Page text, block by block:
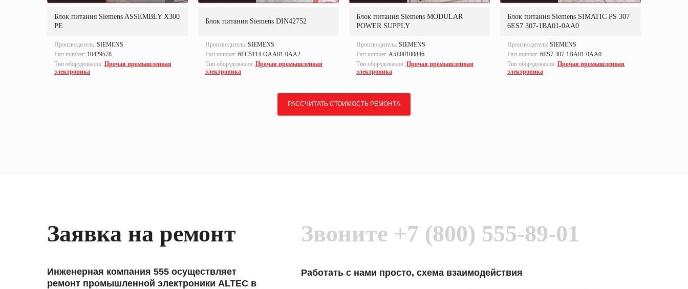
Блок питания Siemens ASSEMBLY X300
PE
Производитель: SIEMENS
Part number: 10429578.
Тип оборудования: Прочая промышленная
электроника
Блок питания Siemens DIN42752
Производитель: SIEMENS
Part number: 6FC5114-OAA01-0AA2.
Тип оборудования: Прочая промышленная
электроника
Блок питания Siemens MODULAR
POWER SUPPLY
Производитель: SIEMENS
Part number: A5E00100846.
Тип оборудования: Прочая промышленная
электроника
Блок питания Siemens SIMATIC PS 307
6ES7 307-1BA01-0AA0
Производитель: SIEMENS
Part number: 6ES7 307-1BA01-0AA0.
Тип оборудования: Прочая промышленная
электроника
РАССЧИТАТЬ СТОИМОСТЬ РЕМОНТА
Заявка на ремонт
Инженерная компания 555 осуществляет
ремонт промышленной электроники ALTEC в
Звоните +7 (800) 555-89-01
Работать с нами просто, схема взаимодействия